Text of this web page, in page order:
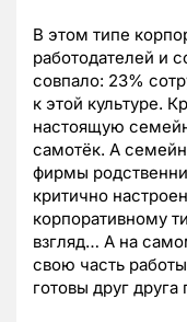
В этом типе
работодателей и
совпало: 23%
к этой культуре.
настоящую
самотёк. А
фирмы
критично
корпоративному
взгляд… А на
свою часть
готовы друг